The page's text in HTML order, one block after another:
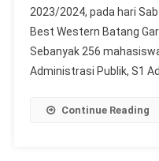
UMPR.
Dekan
:
Pada
2023/2024, pada hari
Best Western Batang
Sebanyak 256
Administrasi Publik, S1
Continue Reading